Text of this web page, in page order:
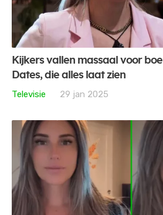
Kijkers vallen massaal voor
Dates, die alles laat zien
Televisie
29 jan 2025